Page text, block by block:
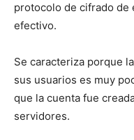
protocolo de cifrado de
efectivo.
Se caracteriza porque
sus usuarios es muy
que la cuenta fue
servidores.